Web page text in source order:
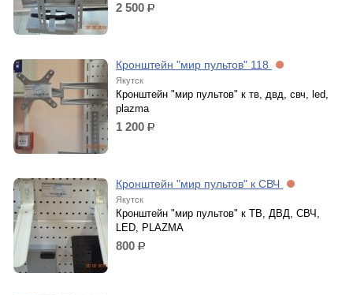
2 500 р.
Кронштейн "мир пультов" 118
Якутск
Кронштейн "мир пультов" к тв, двд, свч, led,
plazma
1 200 р.
Кронштейн "мир пультов" к СВЧ
Якутск
Кронштейн "мир пультов" к ТВ, ДВД, СВЧ,
LED, PLAZMA
800 р.